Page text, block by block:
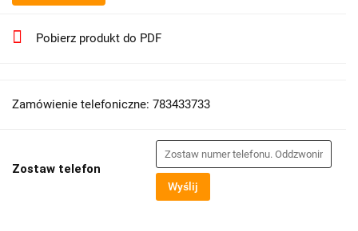
Pobierz produkt do PDF
Zamówienie telefoniczne: 783433733
Zostaw telefon
Wyślij